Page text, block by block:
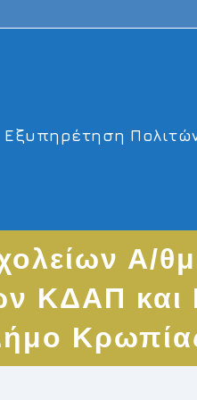
Εξυπηρέτηση
Α/
ΚΔΑΠ